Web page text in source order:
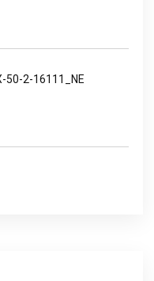
50-2-16111_NE